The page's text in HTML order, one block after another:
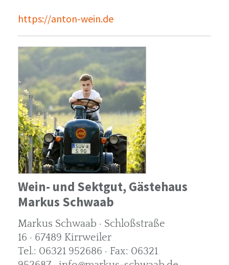
https://anton-wein.de
Wein- und Sektgut, Gästehaus
Markus Schwaab
Markus Schwaab · Schloßstraße
16 · 67489 Kirrweiler
Tel.: 06321 952686 · Fax: 06321